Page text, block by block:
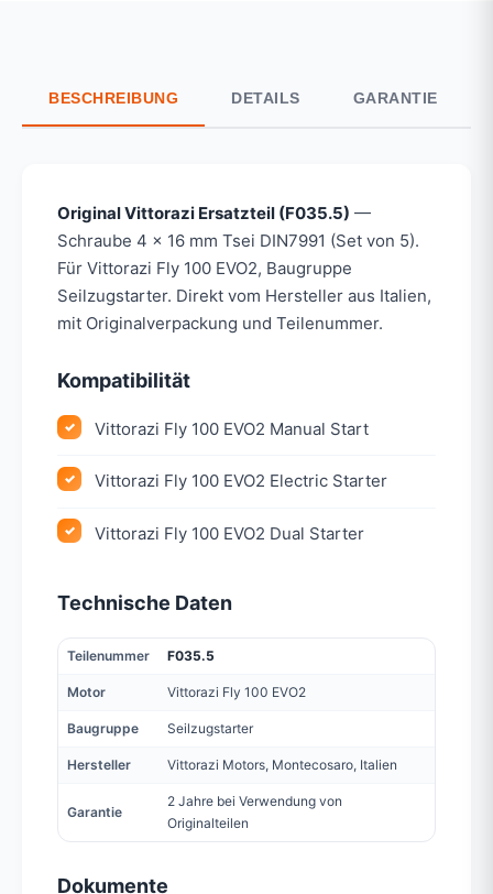
BESCHREIBUNG DETAILS GARANTIE
Original Vittorazi Ersatzteil (F035.5) —
Schraube 4 x 16 mm Tsei DIN7991 (Set von 5).
Für Vittorazi Fly 100 EVO2, Baugruppe
Seilzugstarter. Direkt vom Hersteller aus Italien,
mit Originalverpackung und Teilenummer.
Kompatibilität
Vittorazi Fly 100 EVO2 Manual Start
Vittorazi Fly 100 EVO2 Electric Starter
Vittorazi Fly 100 EVO2 Dual Starter
Technische Daten
Teilenummer F035.5
Motor Vittorazi Fly 100 EVO2
Baugruppe Seilzugstarter
Hersteller Vittorazi Motors, Montecosaro, Italien
Garantie
2 Jahre bei Verwendung von
Originalteilen
Dokumente